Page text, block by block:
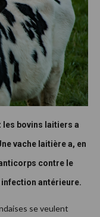
les bovins laitiers a
vache laitière a, en
contre le
antérieure.
se veulent